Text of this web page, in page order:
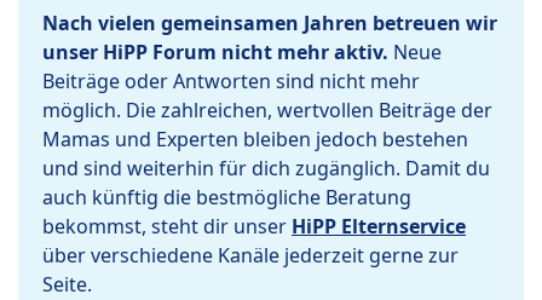
Nach vielen gemeinsamen Jahren betreuen wir
unser HiPP Forum nicht mehr aktiv. Neue
Beiträge oder Antworten sind nicht mehr
möglich. Die zahlreichen, wertvollen Beiträge der
Mamas und Experten bleiben jedoch bestehen
und sind weiterhin für dich zugänglich. Damit du
auch künftig die bestmögliche Beratung
bekommst, steht dir unser HiPP Elternservice
über verschiedene Kanäle jederzeit gerne zur
Seite.